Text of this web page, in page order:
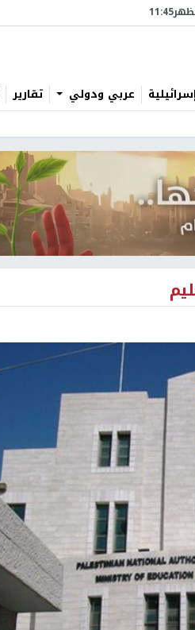
11:45
عربي ودولي تقارير